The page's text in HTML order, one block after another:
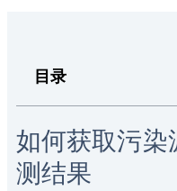
目录
如何获取污染
测结果